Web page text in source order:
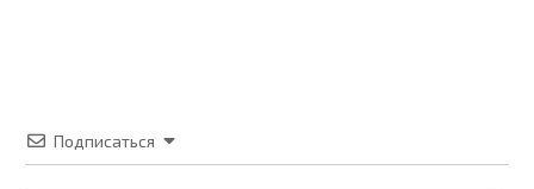
Подписаться